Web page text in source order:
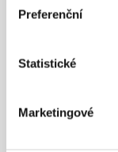
Preferenční
Statistické
Marketingové
Kontakty
Pulawska 61,
Polsko